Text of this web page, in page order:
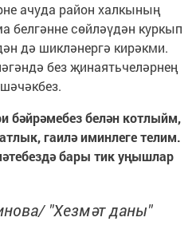
ачуда район халкының
белгәнне сөйләүдән куркып
дә шикләнергә кирәкми.
без җинаятьчеләрнең
бәйрәмебез белән котлыйм,
гаилә иминлеге телим.
бары тик уңышлар
"Хезмәт даны"